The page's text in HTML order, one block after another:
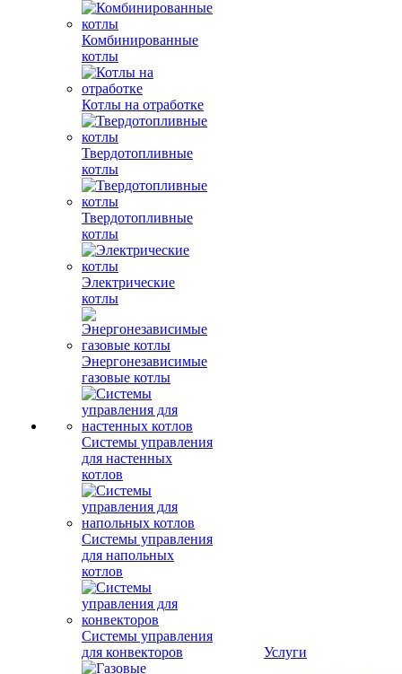
Комбинированные
котлы
Котлы на отработке
Твердотопливные
котлы
Твердотопливные
котлы
Электрические
котлы
Энергонезависимые
газовые котлы
Системы управления
для настенных
котлов
Системы управления
для напольных
котлов
Системы управления
для конвекторов
Услуги